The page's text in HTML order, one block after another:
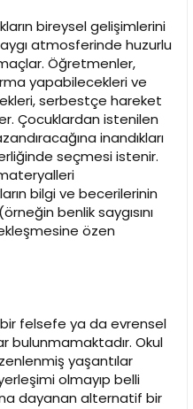
bireysel gelişimlerini
atmosferinde huzurlu
Öğretmenler,
yapabilecekleri ve
serbestçe hareket
Çocuklardan istenilen
inandıkları
seçmesi istenir.
bilgi ve becerilerinin
benlik saygısını
özen
bir felsefe ya da evrensel
bulunmamaktadır. Okul
yaşantılar
olmayıp belli
dayanan alternatif bir